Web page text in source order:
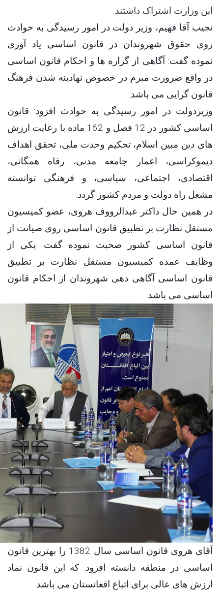
این وزارت اشتراک داشتند.
نجیب آقا فهیم، وزیر دولت در امور رسیدگی به حوادث
روی حقوق شهروندان در قانون اساسی یاد آوری
نموده گفت: آگاهی از گزاره ها و احکام قانون اساسی
در واقع ضرورت مبرم در خصوص نهادینه شدن فرهنگ
قانون گرایی می باشد.
وزیردولت در امور رسیدگی به حوادث افزود: قانون
اساسی کشور در 12 فصل و 162 ماده با رعایت ارزش
های دین مبین اسلام، تحکیم وحدت ملی، تحقق اهداف
دیموکراسی، اعمار جامعه مدنی، رفاه همگانی،
اقتصادی، اجتماعی، سیاسی، و فرهنگی توانسته
مشعل راه دولت و مردم کشور گردد.
در همین حال داکتر عبدالرووف هروی، عضو کمیسیون
مستقل نظارت بر تطبیق قانون اساسی روی صیانت از
قانون اساسی کشور صحبت نموده گفت: یکی از
وظایف عمده کمیسیون مستقل نظارت بر تطبیق
قانون اساسی آگاهی دهی شهروندان از احکام قانون
اساسی می باشد.
آقای هروی قانون اساسی سال 1382 را بهترین قانون
اساسی در منطقه دانسته افزود: که این قانون نماد
ارزش های عالی برای اتباع افغانستان می باشد.